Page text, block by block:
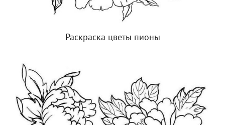
Раскраска цветы пионы